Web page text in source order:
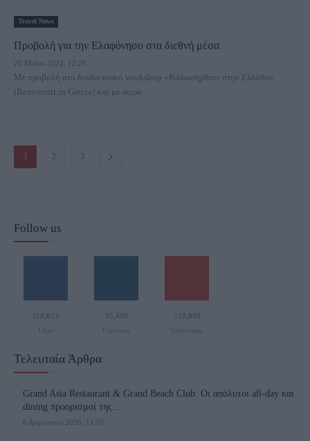
Travel News
Προβολή για την Ελαφόνησο στα διεθνή μέσα
20 Μαΐου 2021, 12:26
Με προβολή στο διαδικτυακό workshop «Καλωσήρθατε στην Ελλάδα»
(Benvenuti in Grecia) και με σειρά...
1 2 3
Follow us
110,023 35,490 218,000
Τελευταία Άρθρα
Grand Asia Restaurant & Grand Beach Club: Οι απόλυτοι all-day και
dining προορισμοί της...
6 Αυγούστου 2026, 11:05